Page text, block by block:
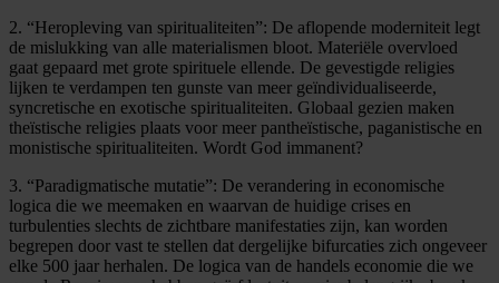
2. “Heropleving van spiritualiteiten”: De aflopende moderniteit legt
de mislukking van alle materialismen bloot. Materiële overvloed
gaat gepaard met grote spirituele ellende. De gevestigde religies
lijken te verdampen ten gunste van meer geïndividualiseerde,
syncretische en exotische spiritualiteiten. Globaal gezien maken
theïstische religies plaats voor meer pantheïstische, paganistische en
monistische spiritualiteiten. Wordt God immanent?
3. “Paradigmatische mutatie”: De verandering in economische
logica die we meemaken en waarvan de huidige crises en
turbulenties slechts de zichtbare manifestaties zijn, kan worden
begrepen door vast te stellen dat dergelijke bifurcaties zich ongeveer
elke 500 jaar herhalen. De logica van de handels economie die we